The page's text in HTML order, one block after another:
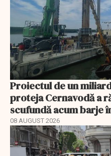
Proiectul de un
proteja Cernavodă a
scufundă acum barje
08 AUGUST 2026